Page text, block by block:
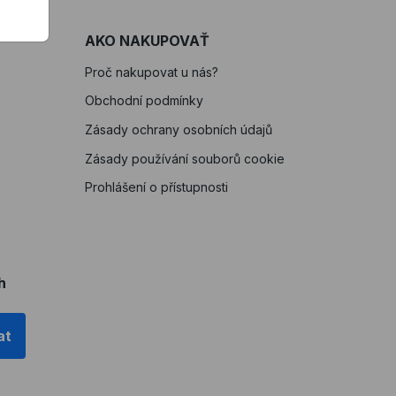
AKO NAKUPOVAŤ
Proč nakupovat u nás?
Obchodní podmínky
Zásady ochrany osobních údajů
Zásady používání souborů cookie
Prohlášení o přístupnosti